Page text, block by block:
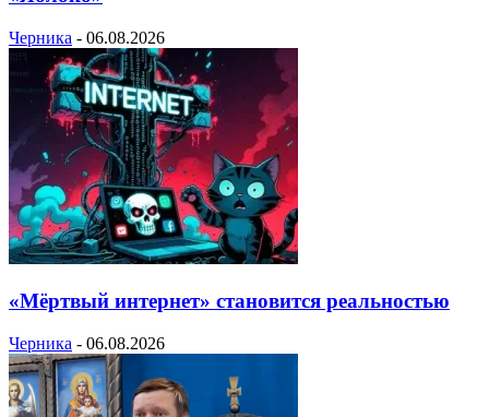
Черника - 06.08.2026
«Мёртвый интернет» становится реальностью
Черника - 06.08.2026